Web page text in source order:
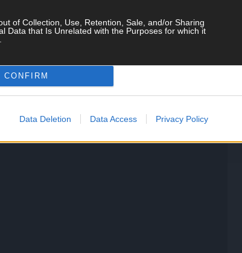
of Collection, Use, Retention, Sale, and/or Sharing
Data that Is Unrelated with the Purposes for which it
CONFIRM
Data Deletion Data Access Privacy Policy